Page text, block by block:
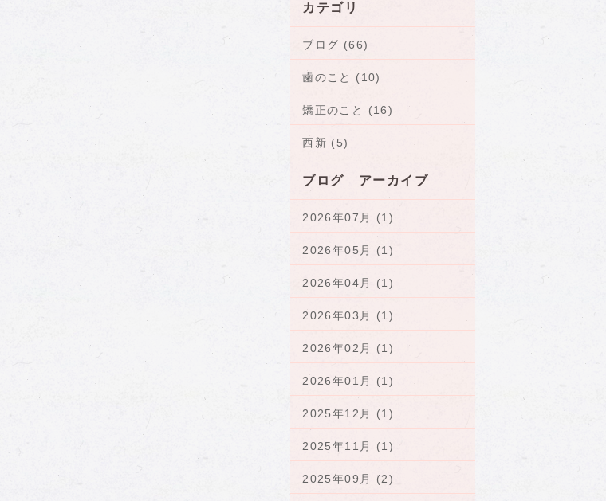
カテゴリ
ブログ (66)
歯のこと (10)
矯正のこと (16)
西新 (5)
ブログ アーカイブ
2026年07月 (1)
2026年05月 (1)
2026年04月 (1)
2026年03月 (1)
2026年02月 (1)
2026年01月 (1)
2025年12月 (1)
2025年11月 (1)
2025年09月 (2)